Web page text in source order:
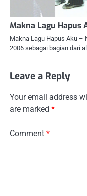
Makna Lagu Hapus
Makna Lagu Hapus Aku –
2006 sebagai bagian dari
Leave a Reply
Your email address
are marked *
Comment *